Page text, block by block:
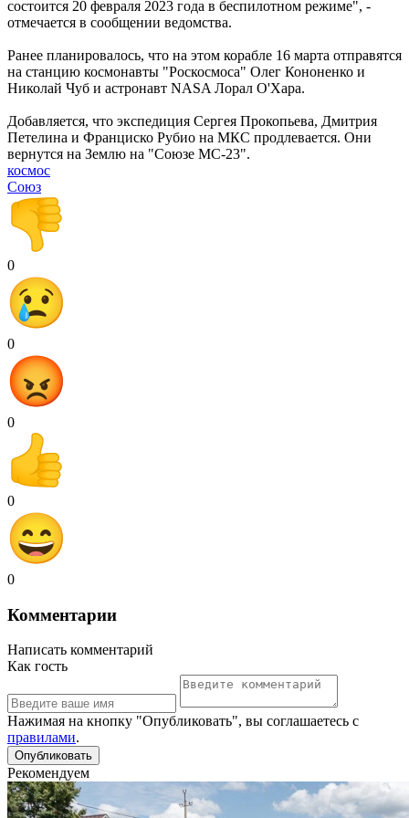
состоится 20 февраля 2023 года в беспилотном режиме", -
отмечается в сообщении ведомства.
Ранее планировалось, что на этом корабле 16 марта отправятся
на станцию космонавты "Роскосмоса" Олег Кононенко и
Николай Чуб и астронавт NASA Лорал О'Хара.
Добавляется, что экспедиция Сергея Прокопьева, Дмитрия
Петелина и Франциско Рубио на МКС продлевается. Они
вернутся на Землю на "Союзе МС-23".
космос
Союз
0
0
0
0
0
Комментарии
Написать комментарий
Как гость
Нажимая на кнопку "Опубликовать", вы соглашаетесь с
правилами.
Рекомендуем